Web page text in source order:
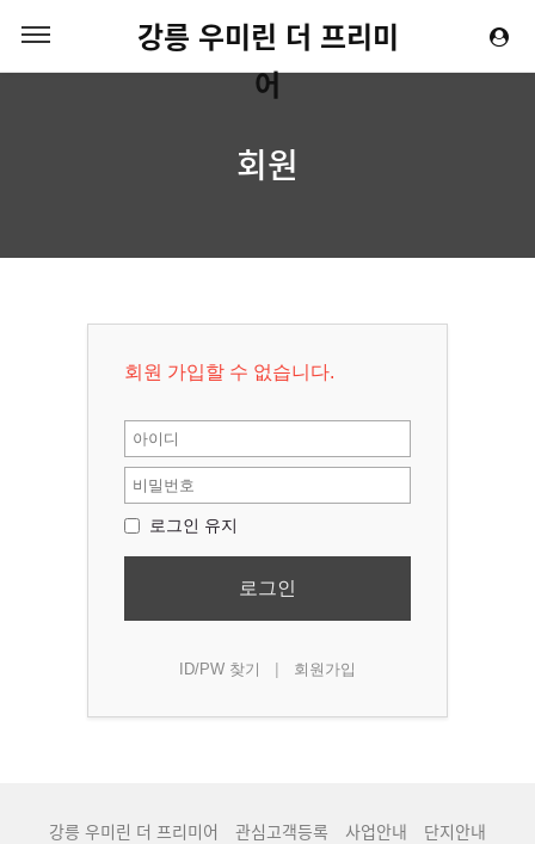
강릉 우미린 더 프리미
어
회원
회원 가입할 수 없습니다.
로그인 유지
로그인
ID/PW 찾기 | 회원가입
강릉 우미린 더 프리미어 관심고객등록 사업안내
단지안내